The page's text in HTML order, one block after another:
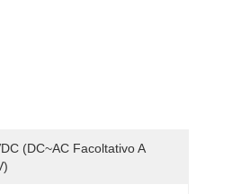
(DC~AC Facoltativo A